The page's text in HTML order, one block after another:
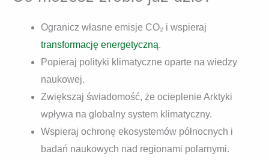
Ogranicz własne emisje CO₂ i wspieraj
transformację energetyczną.
Popieraj polityki klimatyczne oparte na wiedzy
naukowej.
Zwiększaj świadomość, że ocieplenie Arktyki
wpływa na globalny system klimatyczny.
Wspieraj ochronę ekosystemów północnych i
badań naukowych nad regionami polarnymi.